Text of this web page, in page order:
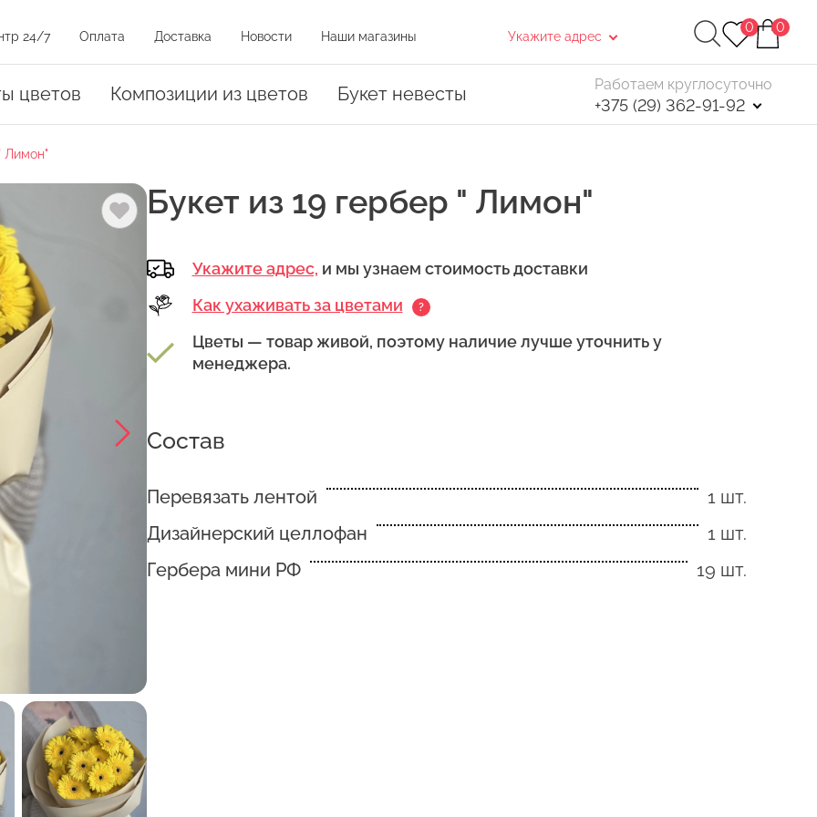
24/7 Оплата Доставка Новости Наши магазины Укажите адрес
0 0
цветов Композиции из цветов Букет невесты Работаем круглосуточно
+375 (29) 362-91-92
Лимон"
Букет из 19 гербер " Лимон"
Укажите адрес, и мы узнаем стоимость доставки
Как ухаживать за цветами
?
Цветы — товар живой, поэтому наличие лучше уточнить у
менеджера.
Состав
Перевязать лентой
1 шт.
Дизайнерский целлофан
1 шт.
Гербера мини РФ
19 шт.
на карте
на магазин на карте или нажать на адрес в списке магазинов. После чего, в открывшемся окне нажмите